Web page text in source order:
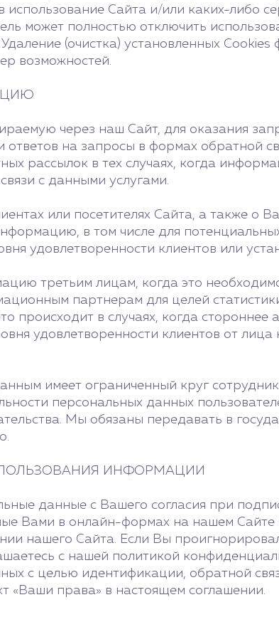
использование Сайта и/или каких-либо
может полностью отключить
(очистка) установленных
возможностей.
через наш Сайт, для оказания
ответов на запросы в формах обратной
рассылок в тех случаях, когда
с данными услугами.
или посетителях Сайта, а также о
в том числе для
удовлетворенности клиентов или
третьим лицам, когда это
партнерам для целей
происходит в случаях, когда стороннее
удовлетворенности клиентов от
имеет ограниченный круг
персональных данных
Мы обязаны передавать в
ИНФОРМАЦИИ
данные с Вашего согласия при
Вами в онлайн-формах на нашем
нашего Сайта. Если Вы
с нашей политикой
с целью идентификации, обратной
«Ваши права» в настоящем соглашении.